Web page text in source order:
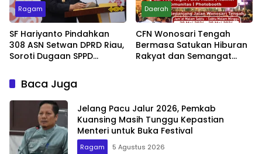
Ragam
SF Hariyanto Pindahkan
308 ASN Setwan DPRD Riau,
Soroti Dugaan SPPD
Daerah
CFN Wonosari Tengah
Bermasa Satukan Hiburan
Rakyat dan Semangat
Baca Juga
Jelang Pacu Jalur 2026, Pemkab
Kuansing Masih Tunggu Kepastian
Menteri untuk Buka Festival
Ragam 5 Agustus 2026